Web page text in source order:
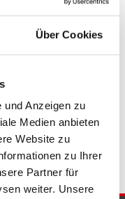
Über Cookies
und Anzeigen zu
Medien anbieten
Website zu
zu Ihrer
Partner für
weiter. Unsere
Bad
Eilsen
Wohnung
Bad Eilsen
Bad Eilsen